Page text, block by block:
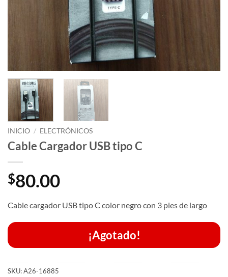
INICIO / ELECTRÓNICOS
Cable Cargador USB tipo C
$80.00
Cable cargador USB tipo C color negro con 3 pies de largo
¡Agotado!
SKU:A26-16885